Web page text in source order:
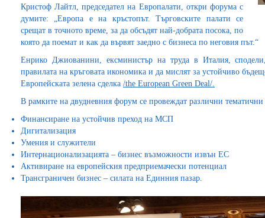
Кристоф Лайтл, председател на Европалати, откри форума с
думите: „Европа е на кръстопът. Търговските палати се
срещат в точното време, за да обсъдят най-добрата посока, по
която да поемат и как да вървят заедно с бизнеса по неговия път.“
Енрико Джиованини, ексминистър на труда в Италия,
правилата на кръговата икономика и да мислят за устойчиво
Европейската зелена сделка /the European Green Deal/.
В рамките на двудневния форум се провеждат различни тематични
Финансиране на устойчив преход на МСП
Дигитализация
Умения и служители
Интернационализацията – бизнес възможности извън ЕС
Активиране на европейския предприемачески потенциал
Трансграничен бизнес – силата на Единния пазар.